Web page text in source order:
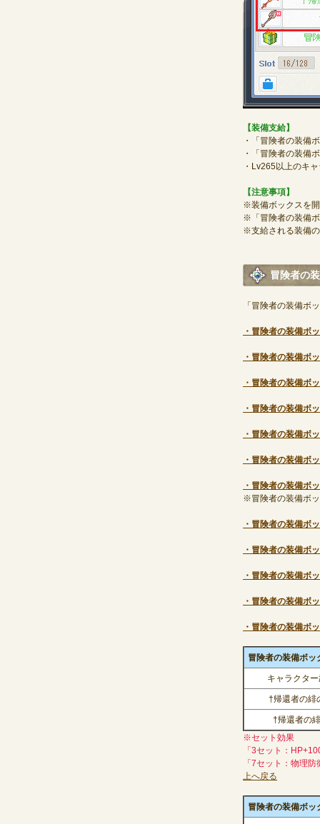
【装備支給】
・「冒険者の装備
・「冒険者の装備
・Lv265以上のキ
【注意事項】
※装備ボックスを
※「冒険者の装備
※支給される装備
冒険者の
「冒険者の装備ボ
・冒険者の装備ボ
・冒険者の装備ボ
・冒険者の装備ボ
・冒険者の装備ボ
・冒険者の装備ボ
・冒険者の装備ボ
・冒険者の装備ボ
※冒険者の装備ボ
・冒険者の装備ボ
・冒険者の装備ボ
・冒険者の装備ボ
・冒険者の装備ボ
・冒険者の装備ボ
冒険者の装備ボッ
キャラクタ
†帰還者の緋
†帰還者の
※セット効果
「3セット：
「7セット：物理
上へ戻る
冒険者の装備ボッ